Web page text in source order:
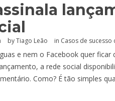
by Tiago Leão in Casos de sucesso
e nem o Facebook quer
a rede social
Como? É tão simples